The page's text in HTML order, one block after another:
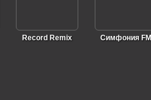
Record Remix Симфония FM